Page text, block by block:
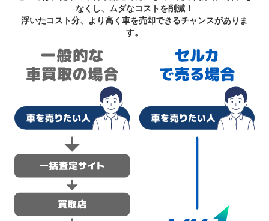
なくし、ムダなコストを削減！
浮いたコスト分、より高く車を売却できるチャンスがありま
す。